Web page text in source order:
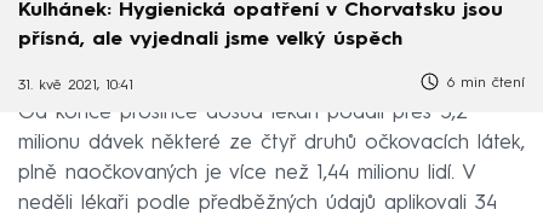
Kulhánek: Hygienická opatření v Chorvatsku jsou
přísná, ale vyjednali jsme velký úspěch
31. kvě 2021, 10:41 6 min čtení
Od konce prosince dosud lékaři podali přes 5,2
milionu dávek některé ze čtyř druhů očkovacích látek,
plně naočkovaných je více než 1,44 milionu lidí. V
neděli lékaři podle předběžných údajů aplikovali 34